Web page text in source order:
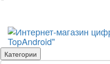
Категории